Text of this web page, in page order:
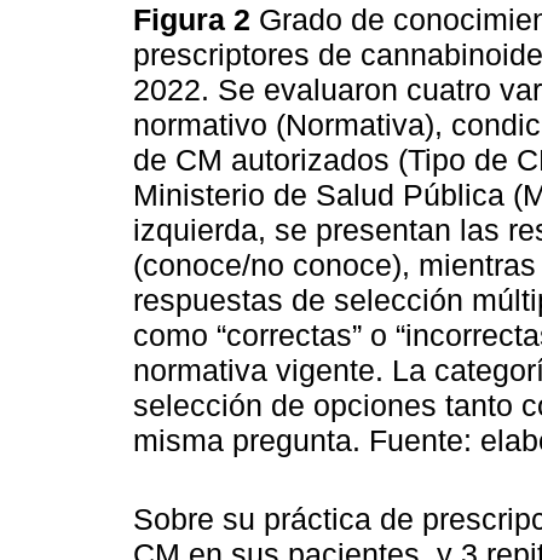
Figura 2 Grado de
prescriptores de
2022. Se evaluaron cuatro
normativo (Normativa),
de CM autorizados (Tipo de
Ministerio de Salud Pública
izquierda, se presentan las
(conoce/no conoce),
respuestas de selección
como “correctas” o
normativa vigente. La
selección de opciones tanto
misma pregunta. Fuente:
Sobre su práctica de